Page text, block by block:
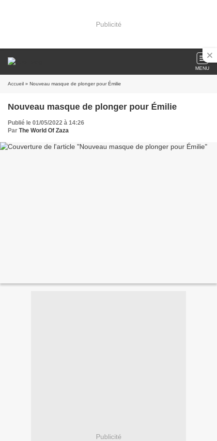
Publicité
MENU
Accueil » Nouveau masque de plonger pour Émilie
Nouveau masque de plonger pour Émilie
Publié le 01/05/2022 à 14:26
Par The World Of Zaza
Publicité